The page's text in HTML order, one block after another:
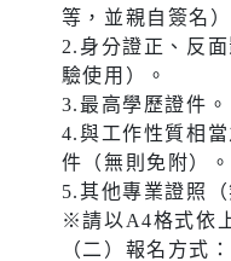
等，並親自簽名）
2.身分證正、反
驗使用）。
3.最高學歷證件。
4.與工作性質相
件（無則免附）。
5.其他專業證照（
※請以A4格式依
（二）報名方式